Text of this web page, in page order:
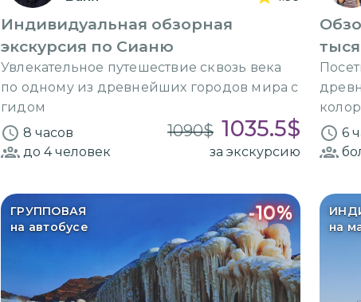
Индивидуальная обзорная
экскурсия по Сианю
Увлекательное путешествие сквозь века
по одному из древнейших городов мира с
гидом
8 часов
1090$ 1035.5$
до 4человек за экскурсию
6
ГРУППОВАЯ
на автобусе
-10%
на